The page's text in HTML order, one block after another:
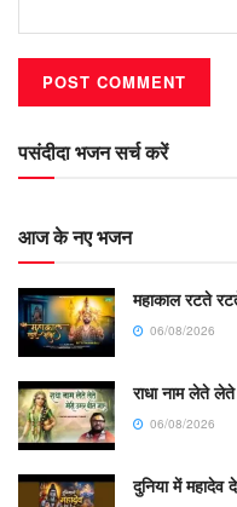
पसंदीदा भजन सर्च करें
आज के नए भजन
महाकाल रटते
06/08/2026
राधा नाम लेते
06/08/2026
दुनिया में महादेव